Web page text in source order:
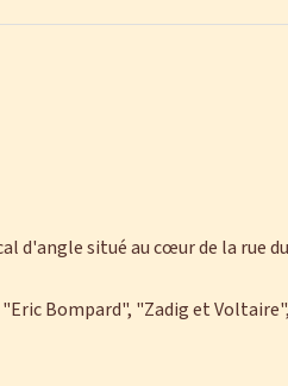
d'angle situé au cœur de la rue
Bompard", "Zadig et